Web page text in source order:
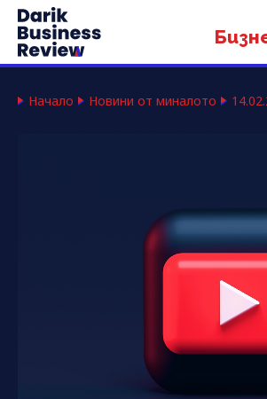
Начало Новини от миналото